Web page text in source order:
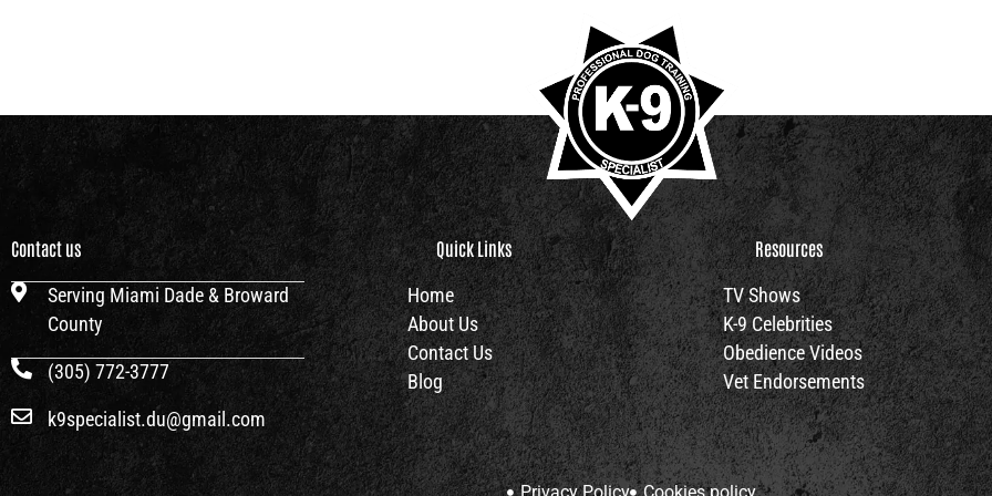
Contact us
Serving Miami Dade & Broward
County
(305) 772-3777
k9specialist.du@gmail.com
Quick Links
Home
About Us
Contact Us
Blog
Resources
TV Shows
K-9 Celebrities
Obedience Videos
Vet Endorsements